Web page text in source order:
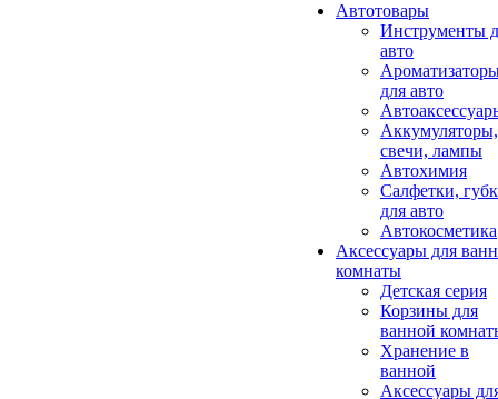
Автотовары
Инструменты
авто
для авто
Аккумуляторы,
свечи, лампы
Автохимия
Салфетки,
для авто
Автокосметика
Аксессуары для
комнаты
Детская серия
Корзины для
ванной
Хранение в
ванной
Аксессуары